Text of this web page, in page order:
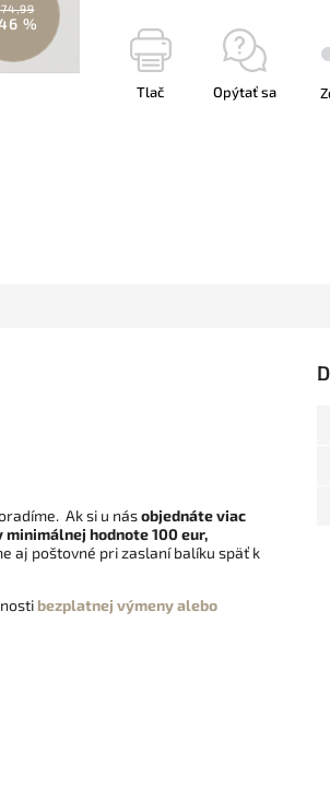
%
Tlač Opýtať sa
Ak si u násobjednáte viac
hodnote 100 eur,
aj poštovné pri zaslaní balíku späť k
bezplatnej výmeny alebo